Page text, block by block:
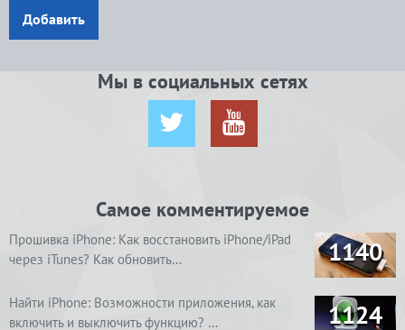
Добавить
Мы в социальных сетях
Самое комментируемое
Прошивка iPhone: Как восстановить iPhone/iPad
через iTunes? Как обновить…
1140
Найти iPhone: Возможности приложения, как
включить и выключить функцию? …
1124